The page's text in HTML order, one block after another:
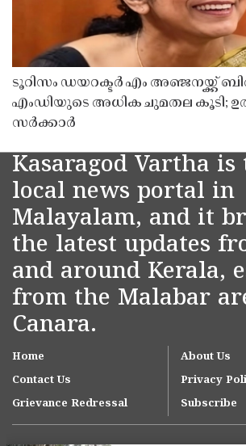
ടൂറിസം ഡയറക്ടർ എം അഞ്ജനയ്ക്ക്
എംഡിയുടെ അധിക ചുമതല കൂടി;
സർക്കാർ
Kasaragod Vartha
local news portal in
Malayalam, and it
the latest updates
and around Kerala,
from the Malabar
Canara.
Home
About Us
Contact Us
Privacy
Grievance Redressal
Subscribe